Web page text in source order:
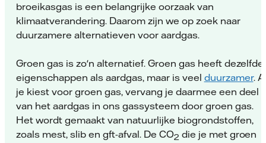
broeikasgas is een belangrijke oorzaak van
klimaatverandering. Daarom zijn we op zoek naar
duurzamere alternatieven voor aardgas.
Groen gas is zo'n alternatief. Groen gas heeft dezelfde
eigenschappen als aardgas, maar is veel duurzamer.
je kiest voor groen gas, vervang je daarmee een deel
van het aardgas in ons gassysteem door groen gas.
Het wordt gemaakt van natuurlijke biogrondstoffen,
zoals mest, slib en gft-afval. De CO2 die je met groen